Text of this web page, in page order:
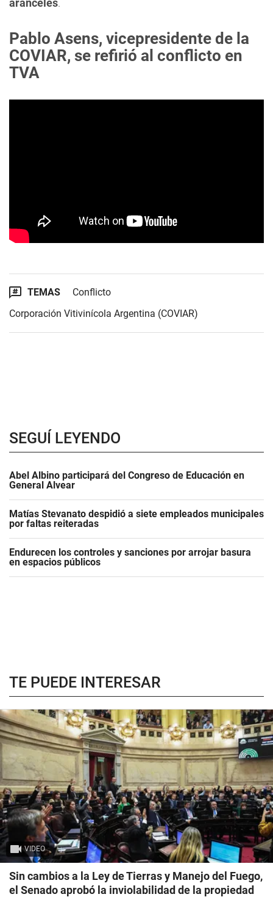
aranceles.
Pablo Asens, vicepresidente de la
COVIAR, se refirió al conflicto en
TVA
TEMAS
Conflicto
Corporación Vitivinícola Argentina (COVIAR)
SEGUÍ LEYENDO
Abel Albino participará del Congreso de Educación en
General Alvear
Matías Stevanato despidió a siete empleados municipales
por faltas reiteradas
Endurecen los controles y sanciones por arrojar basura
en espacios públicos
TE PUEDE INTERESAR
VIDEO
Sin cambios a la Ley de Tierras y Manejo del Fuego,
el Senado aprobó la inviolabilidad de la propiedad